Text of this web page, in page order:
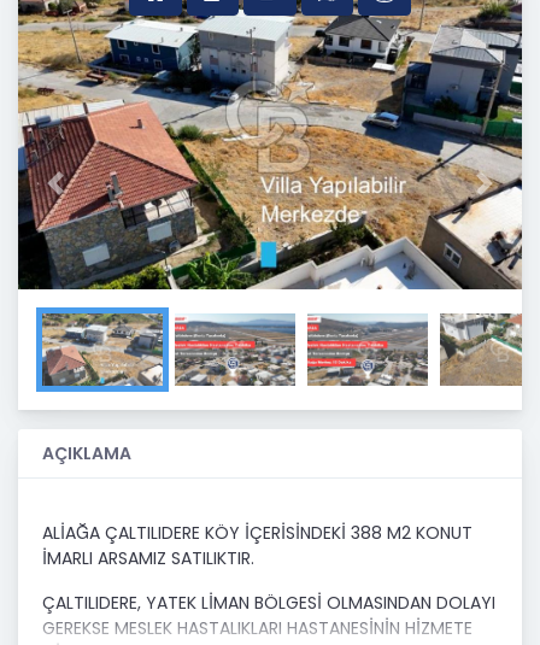
Previous Next
AÇIKLAMA
ALİAĞA ÇALTILIDERE KÖY İÇERİSİNDEKİ 388 M2 KONUT
İMARLI ARSAMIZ SATILIKTIR.
ÇALTILIDERE, YATEK LİMAN BÖLGESİ OLMASINDAN DOLAYI
GEREKSE MESLEK HASTALIKLARI HASTANESİNİN HİZMETE